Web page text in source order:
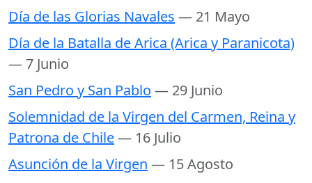
Día de las Glorias Navales — 21 Mayo
Día de la Batalla de Arica (Arica y Paranicota)
— 7 Junio
San Pedro y San Pablo — 29 Junio
Solemnidad de la Virgen del Carmen, Reina y
Patrona de Chile— 16 Julio
Asunción de la Virgen — 15 Agosto